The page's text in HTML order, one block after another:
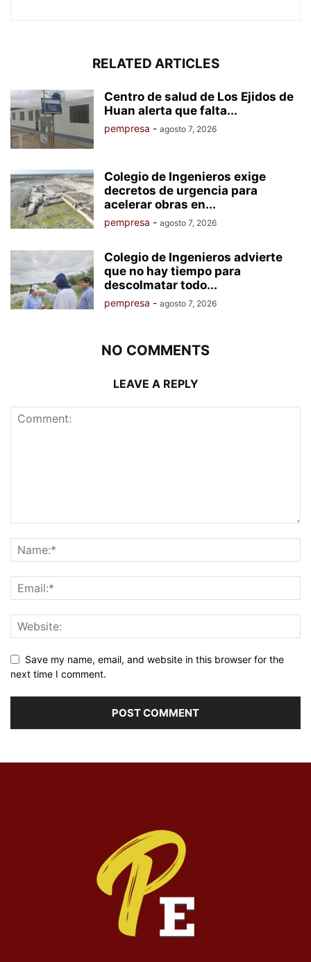
RELATED ARTICLES
Centro de salud de Los Ejidos de
Huan alerta que falta...
pempresa - agosto 7, 2026
Colegio de Ingenieros exige
decretos de urgencia para
acelerar obras en...
pempresa - agosto 7, 2026
Colegio de Ingenieros advierte
que no hay tiempo para
descolmatar todo...
pempresa - agosto 7, 2026
NO COMMENTS
LEAVE A REPLY
Save my name, email, and website in this browser for the
next time I comment.